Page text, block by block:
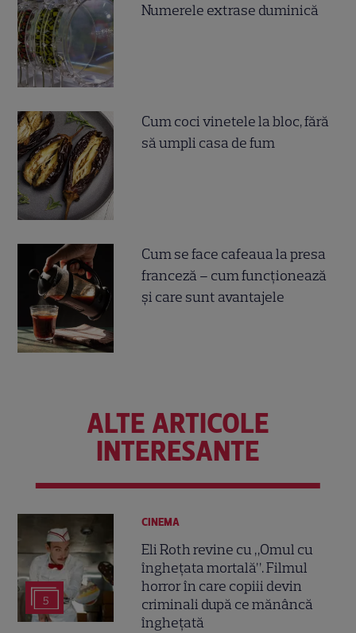
Numerele extrase duminică
Cum coci vinetele la bloc, fără
să umpli casa de fum
Cum se face cafeaua la presa
franceză – cum funcționează
și care sunt avantajele
ALTE ARTICOLE
INTERESANTE
5
CINEMA
Eli Roth revine cu „Omul cu
înghețata mortală”. Filmul
horror în care copiii devin
criminali după ce mănâncă
înghețată